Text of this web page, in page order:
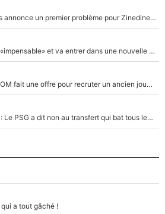
Michael Olise : Pierre Ménès annonce un premier problème pour Zinedine Zidane en équipe de France
F1 - Alpine signe un accord «impensable» et va entrer dans une nouvelle dimension : Grande nouvelle pour Pierre Gasly !
«C’est un très bon choix» : L'OM fait une offre pour recruter un ancien joueur du PSG... et c'est validé dans l'After Foot !
140M€ pour Yan Diomandé : Le PSG a dit non au transfert qui bat tous les records sur le mercato
a tout gâché !